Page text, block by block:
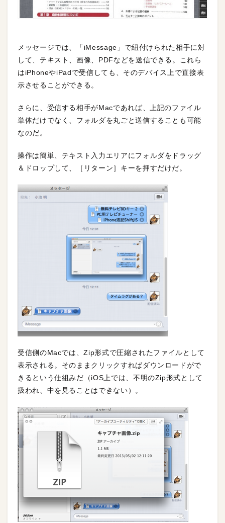
メッセージでは、「iMessage」で紐付けられた相手に対
して、テキスト、画像、PDFなどを送信できる。これら
はiPhoneやiPadで受信しても、そのデバイス上で直接表
示させることができる。
さらに、受信する相手がMacであれば、上記のファイル
単体だけでなく、フォルダを丸ごと送信することも可能
なのだ。
操作は簡単、テキスト入力エリアにフォルダをドラッグ
＆ドロップして、［リターン］キーを押すだけだ。
受信側のMacでは、Zip形式で圧縮されたファイルとして
表示される。そのままクリックすればダウンロードがで
きるという仕組みだ（iOS上では、不明のZip形式として
扱われ、中を見ることはできない）。